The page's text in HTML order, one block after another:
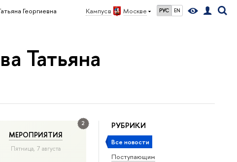
Кампус в Москве РУС EN
Георгиевна
Татьяна
РУБРИКИ
Все новости
Поступающим
2
МЕРОПРИЯТИЯ
Пятница, 7 августа